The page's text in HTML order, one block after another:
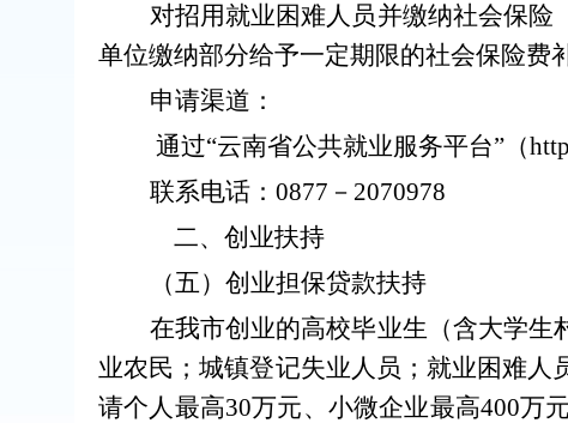
对招用就业困难人员并缴纳社会保
单位缴纳部分给予一定期限的社会保险费
申请渠道：
通过“云南省公共就业服务平台” （
联系电话： 0877 － 2070978
二、创业扶持
（五）创业担保贷款扶持
在我市创业的高校毕业生（含大学生
业农民；城镇登记失业人员；就业困难
请个人最高30万元、小微企业最高400万